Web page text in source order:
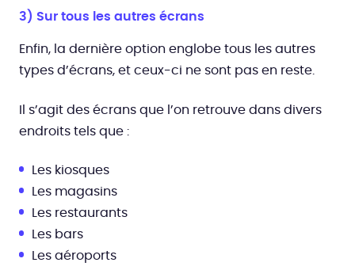
3) Sur tous les autres écrans
Enfin, la dernière option englobe tous les autres
types d’écrans, et ceux-ci ne sont pas en reste.
Il s’agit des écrans que l’on retrouve dans divers
endroits tels que :
Les kiosques
Les magasins
Les restaurants
Les bars
Les aéroports